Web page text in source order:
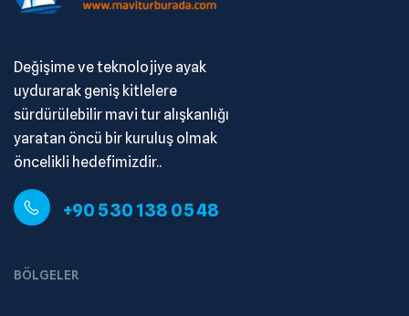
Değişime ve teknolojiye ayak
uydurarak geniş kitlelere
sürdürülebilir mavi tur alışkanlığı
yaratan öncü bir kuruluş olmak
öncelikli hedefimizdir..
+90 530 138 05 48
BÖLGELER